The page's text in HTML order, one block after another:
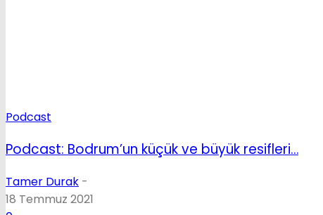
Podcast
Podcast: Bodrum’un küçük ve büyük resifleri…
Tamer Durak -
18 Temmuz 2021